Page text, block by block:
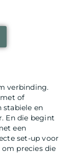
verbinding.
of
stabiele en
En die begint
een
set-up voor
precies die